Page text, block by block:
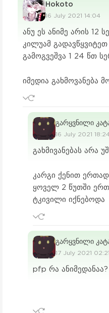
Hokoto
16 July 2021 14:04
ანუ ეს ანიმე არის 12
კილუამ
გამოგვეშვა 1 24 წთ
იმედია გახმოვანება
გარყვნილი
16 July 2021 18:24
გახმივანებას არა
კარგი ქენით
ყოველ 2 წუთში
ტკივილი იქნებოდა
გარყვნილი
17 July 2021 02:21
pfp რა ანიმედანაა?